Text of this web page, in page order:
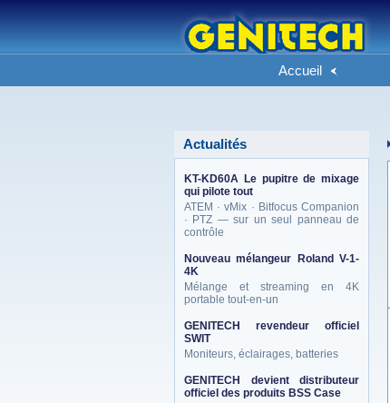
Accueil
Actualités
KT-KD60A Le pupitre de mixage
qui pilote tout
ATEM · vMix · Bitfocus Companion
· PTZ — sur un seul panneau de
contrôle
Nouveau mélangeur Roland V-1-
4K
Mélange et streaming en 4K
portable tout-en-un
GENITECH revendeur officiel
SWIT
Moniteurs, éclairages, batteries
GENITECH devient distributeur
officiel des produits BSS Case